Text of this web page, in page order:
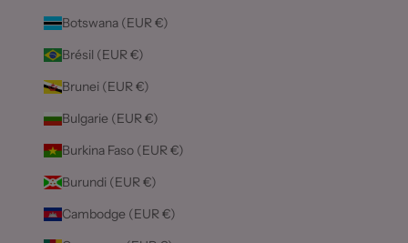
Botswana (EUR €)
Brésil (EUR €)
Brunei (EUR €)
Bulgarie (EUR €)
Burkina Faso (EUR €)
Burundi (EUR €)
Cambodge (EUR €)